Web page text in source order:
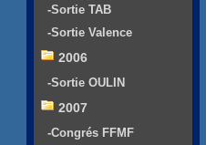
-Sortie TAB
-Sortie Valence
2006
-Sortie OULIN
2007
-Congrés FFMF